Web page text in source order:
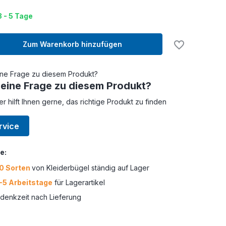
- 5 Tage
Zum Warenkorb hinzufügen
Frage zu diesem Produkt?
hilft Ihnen gerne, das richtige Produkt zu finden
Sorten von Kleiderbügel ständig auf Lager
5 Arbeitstage für Lagerartikel
nach Lieferung